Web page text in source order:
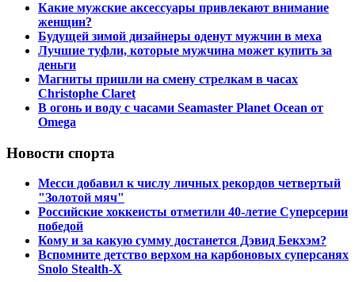
Какие мужские аксессуары привлекают внимание
женщин?
Будущей зимой дизайнеры оденут мужчин в меха
Лучшие туфли, которые мужчина может купить за
деньги
Магниты пришли на смену стрелкам в часах
Christophe Claret
В огонь и воду с часами Seamaster Planet Ocean от
Omega
Новости спорта
Месси добавил к числу личных рекордов четвертый
"Золотой мяч"
Российские хоккеисты отметили 40-летие Суперсерии
победой
Кому и за какую сумму достанется Дэвид Бекхэм?
Вспомните детство верхом на карбоновых суперсанях
Snolo Stealth-X